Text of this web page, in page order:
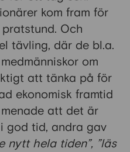
kom fram för
Och
tävling, där de bl.a.
om
att tänka på för
ekonomisk framtid
att det är
god tid, andra gav
nytt hela tiden”, ”läs